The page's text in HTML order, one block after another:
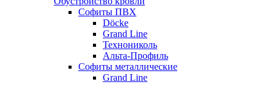
Софиты ПВХ
Döcke
Grand Line
Технониколь
Альта-Профиль
Софиты металлические
Grand Line